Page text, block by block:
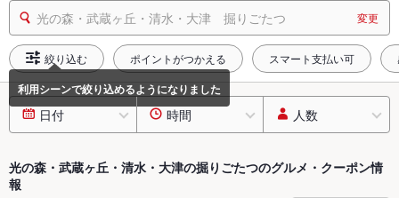
光の森・武蔵ヶ丘・清水・大津 掘りごたつ 変更
絞り込む ポイントがつかえる スマート支払い可
日付 時間 人数
光の森・武蔵ヶ丘・清水・大津の掘りごたつのグルメ・クーポン情
報